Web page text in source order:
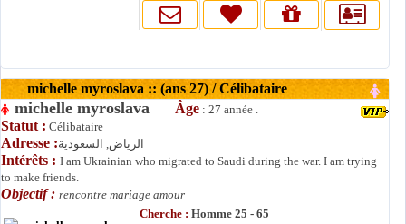
michelle myroslava :: (ans 27) / Célibataire
michelle myroslava Âge : 27 année .
Statut : Célibataire
Adresse :الرياض, السعودية
Intérêts : I am Ukrainian who migrated to Saudi during the war. I am trying
to make friends.
Objectif : rencontre mariage amour
Cherche : Homme 25 - 65